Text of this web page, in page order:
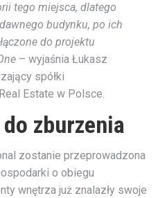
tego miejsca, dlatego
budynku, po ich
do projektu
– wyjaśnia Łukasz
spółki
Estate w Polsce.
zburzenia
zostanie przeprowadzona
o obiegu
wnętrza już znalazły swoje